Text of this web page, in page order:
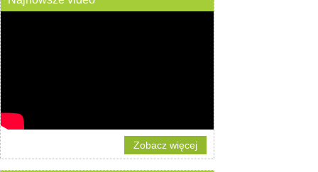
Zobacz więcej